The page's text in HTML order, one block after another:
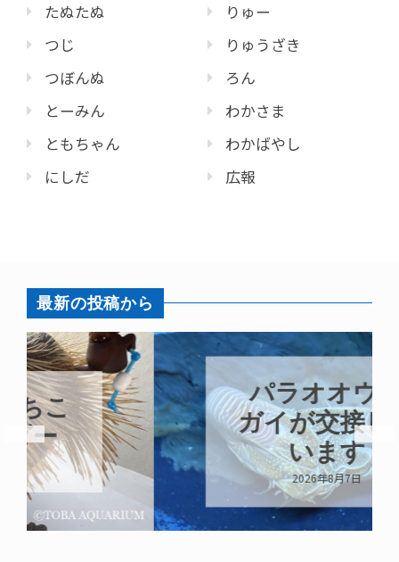
たぬたぬ
つじ
つぼんぬ
とーみん
ともちゃん
にしだ
りゅー
りゅうざき
ろん
わかさま
わかばやし
広報
最新の投稿から
パラオオウム
ガイが交接して
います
2026年8月7日